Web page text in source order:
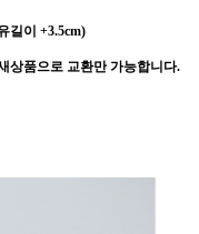
길이 +3.5cm)
상품으로 교환만 가능합니다.